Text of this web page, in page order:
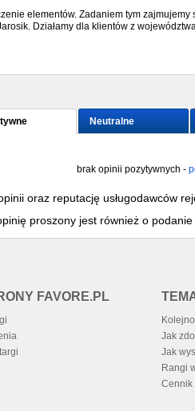
elementów. Zadaniem tym zajmujemy
Działamy dla klientów z
Neutralne
brak opinii pozytywnych -
oraz reputację usługodawców
proszony jest również o
FAVORE.PL
Jak
Jak
Rangi
Cennik